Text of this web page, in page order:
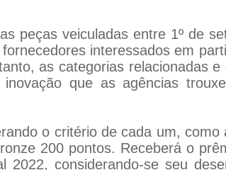
peças veiculadas entre 1º de
interessados em
as categorias relacionadas e
que as agências
o critério de cada um, como
200 pontos. Receberá o
2022, considerando-se seu